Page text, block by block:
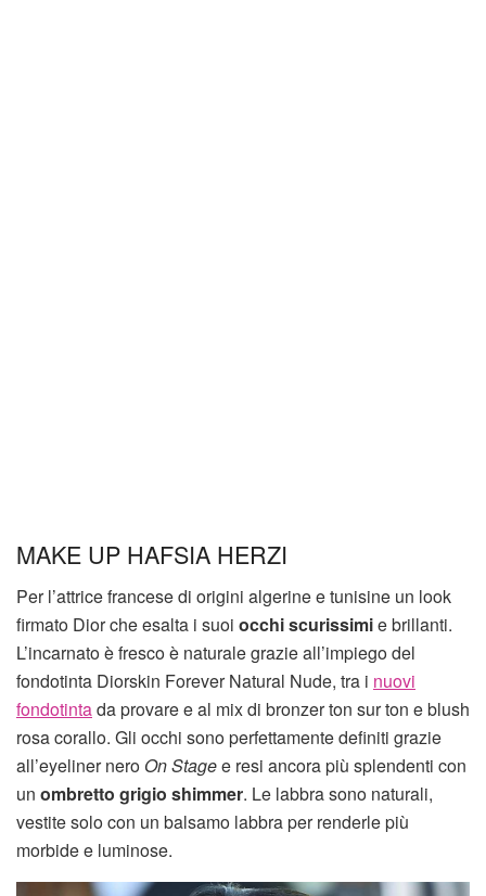
MAKE UP HAFSIA HERZI
Per l’attrice francese di origini algerine e tunisine un look
firmato Dior che esalta i suoi occhi scurissimie brillanti.
L’incarnato è fresco è naturale grazie all’impiego del
fondotinta Diorskin Forever Natural Nude, tra i nuovi
fondotintada provare e al mix di bronzer ton sur ton e blush
rosa corallo. Gli occhi sono perfettamente definiti grazie
all’eyeliner nero On Stagee resi ancora più splendenti con
un ombretto grigio shimmer. Le labbra sono naturali,
vestite solo con un balsamo labbra per renderle più
morbide e luminose.